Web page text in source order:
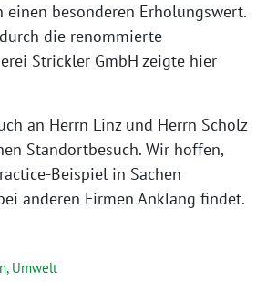
besonderen Erholungswert.
die renommierte
Strickler GmbH zeigte hier
an Herrn Linz und Herrn Scholz
Standortbesuch. Wir hoffen,
Beispiel in Sachen
anderen Firmen Anklang findet.
Umwelt